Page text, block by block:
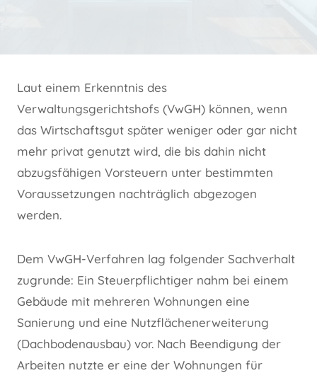
Laut einem Erkenntnis des
Verwaltungsgerichtshofs (VwGH) können, wenn
das Wirtschaftsgut später weniger oder gar nicht
mehr privat genutzt wird, die bis dahin nicht
abzugsfähigen Vorsteuern unter bestimmten
Voraussetzungen nachträglich abgezogen
werden.
Dem VwGH-Verfahren lag folgender Sachverhalt
zugrunde: Ein Steuerpflichtiger nahm bei einem
Gebäude mit mehreren Wohnungen eine
Sanierung und eine Nutzflächenerweiterung
(Dachbodenausbau) vor. Nach Beendigung der
Arbeiten nutzte er eine der Wohnungen für